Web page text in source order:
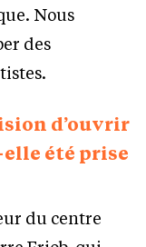
Nous
des
d’ouvrir
été prise
du centre